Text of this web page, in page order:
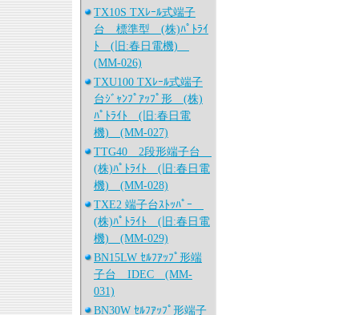
TX10S TXﾚｰﾙ式端子
台 標準型 (株)ﾊﾟﾄﾗｲ
ﾄ (旧:春日電機)
(MM-026)
TXU100 TXﾚｰﾙ式端子
台ｼﾞｬﾝﾌﾟｱｯﾌﾟ形 (株)
ﾊﾟﾄﾗｲﾄ (旧:春日電
機) (MM-027)
TTG40 2段形端子台
(株)ﾊﾟﾄﾗｲﾄ (旧:春日電
機) (MM-028)
TXE2 端子台ｽﾄｯﾊﾟｰ
(株)ﾊﾟﾄﾗｲﾄ (旧:春日電
機) (MM-029)
BN15LW ｾﾙﾌｱｯﾌﾟ形端
子台 IDEC (MM-
031)
BN30W ｾﾙﾌｱｯﾌﾟ形端子